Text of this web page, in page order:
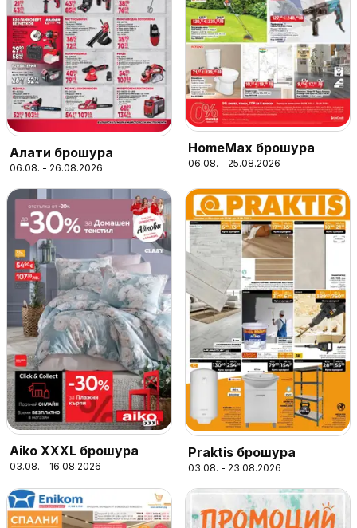
Алати брошура
06.08. - 26.08.2026
HomeMax брошура
06.08. - 25.08.2026
Aiko XXXL брошура
03.08. - 16.08.2026
Praktis брошура
03.08. - 23.08.2026